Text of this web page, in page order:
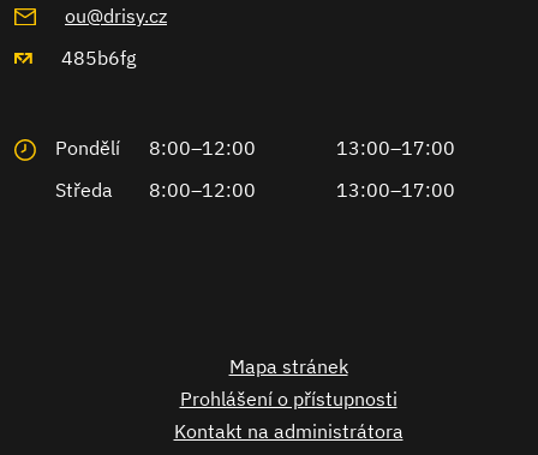
ou@drisy.cz
485b6fg
Pondělí 8:00–12:00
13:00–17:00
Středa
8:00–12:00 13:00–17:00
Mapa stránek
Prohlášení o přístupnosti
Kontakt na administrátora